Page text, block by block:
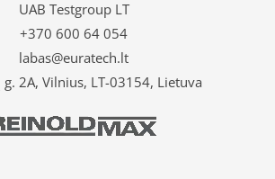
UAB Testgroup LT
+370 600 64 054
labas@euratech.lt
2A, Vilnius, LT-03154, Lietuva